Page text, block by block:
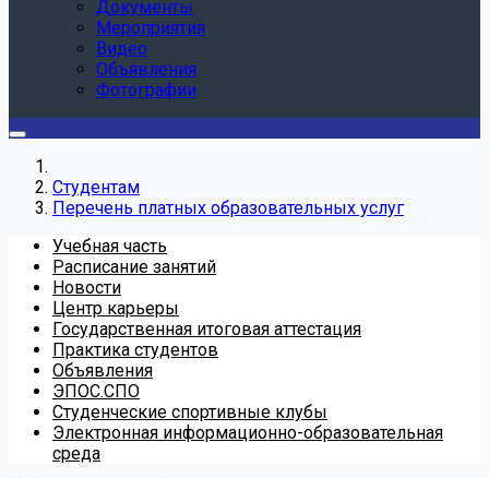
Документы
Мероприятия
Видео
Объявления
Фотографии
Студентам
Перечень платных образовательных услуг
Учебная часть
Расписание занятий
Новости
Центр карьеры
Государственная итоговая аттестация
Практика студентов
Объявления
ЭПОС.СПО
Студенческие спортивные клубы
Электронная информационно-образовательная
среда